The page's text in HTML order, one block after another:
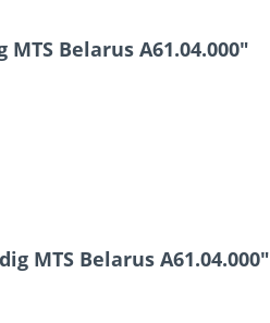
Belarus A61.04.000"
MTS Belarus A61.04.000"